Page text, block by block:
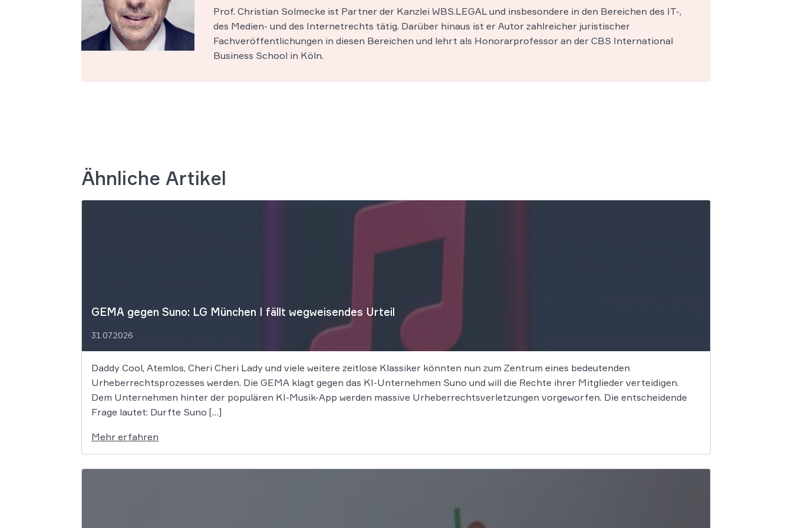
Prof. Christian Solmecke ist Partner der Kanzlei WBS.LEGAL und insbesondere in den Bereichen des IT-,
des Medien- und des Internetrechts tätig. Darüber hinaus ist er Autor zahlreicher juristischer
Fachveröffentlichungen in diesen Bereichen und lehrt als Honorarprofessor an der CBS International
Business School in Köln.
Ähnliche Artikel
GEMA gegen Suno: LG München I fällt wegweisendes Urteil
31.07.2026
Daddy Cool, Atemlos, Cheri Cheri Lady und viele weitere zeitlose Klassiker könnten nun zum Zentrum eines bedeutenden
Urheberrechtsprozesses werden. Die GEMA klagt gegen das KI-Unternehmen Suno und will die Rechte ihrer Mitglieder verteidigen.
Dem Unternehmen hinter der populären KI-Musik-App werden massive Urheberrechtsverletzungen vorgeworfen. Die entscheidende
Frage lautet: Durfte Suno […]
Mehr erfahren